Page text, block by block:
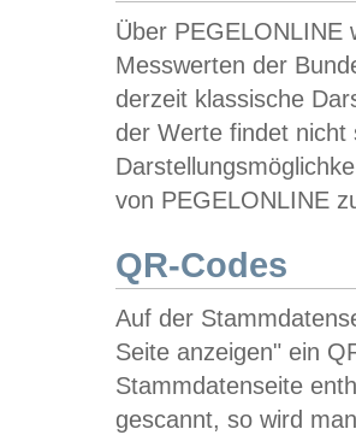
Über PEGELONLINE
Messwerten der
derzeit klassische
der Werte findet
von PEGELONLINE
QR-Codes
Auf der
Seite anzeigen" ein
Stammdatenseite
gescannt, so wird